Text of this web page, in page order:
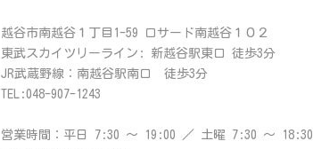
越谷市南越谷１丁目1-59 ロサード南越谷１０２
東武スカイツリーライン: 新越谷駅東口 徒歩3分
JR武蔵野線：南越谷駅南口 徒歩3分
TEL:048-907-1243
営業時間：平日 7:30 ～ 19:00 ／ 土曜 7:30 ～ 18:30